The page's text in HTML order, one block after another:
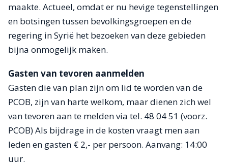
maakte. Actueel, omdat er nu hevige tegenstellingen
en botsingen tussen bevolkingsgroepen en de
regering in Syrië het bezoeken van deze gebieden
bijna onmogelijk maken.
Gasten van tevoren aanmelden
Gasten die van plan zijn om lid te worden van de
PCOB, zijn van harte welkom, maar dienen zich wel
van tevoren aan te melden via tel. 48 04 51 (voorz.
PCOB) Als bijdrage in de kosten vraagt men aan
leden en gasten € 2,- per persoon. Aanvang: 14:00
uur.